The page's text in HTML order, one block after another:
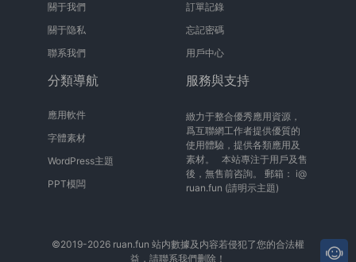
關于我們
關于隐私
聯系我們
訂單記錄
忘記密碼
用戶中心
分類導航
應用軟件
字體素材
WordPress主題
PPT模闆
服務與支持
緻力于整合優秀應用資源，
爲互聯網工作者提供優質的
使用體驗，提供各類應用及
素材。 本站專注于用戶及售
後，無售前咨詢。 郵箱： i@
ruan.fun (請明示主題)
©2019-2026 ruan.fun 站内數據及内容若侵犯了您的合法權
益，請聯系我們删除！